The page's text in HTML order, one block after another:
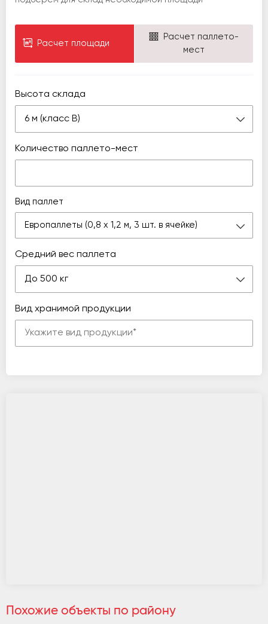
Расчет площади
Расчет паллето-
мест
Высота склада
6 м (класс В)
Количество паллето-мест
Вид паллет
Европаллеты (0,8 х 1,2 м, 3 шт. в ячейке)
Средний вес паллета
До 500 кг
Вид хранимой продукции
Похожие объекты по району